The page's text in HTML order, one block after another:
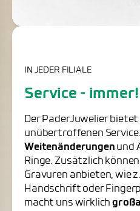
IN JEDER FILIALE
Service - immer!
Der PaderJuwelier bietet
unübertroffenen
Weitenänderungen und
Ringe. Zusätzlich
Gravuren anbieten, wie
Handschrift oder
macht uns wirklich